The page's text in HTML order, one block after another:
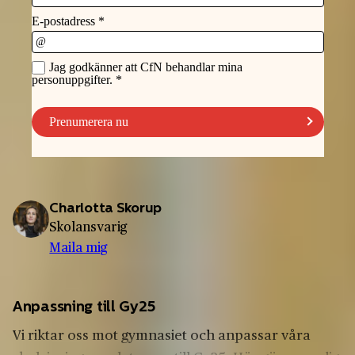
Charlotta Skorup
Skolansvarig
Maila mig
Anpassning till Gy25
Vi riktar oss mot gymnasiet och anpassar våra